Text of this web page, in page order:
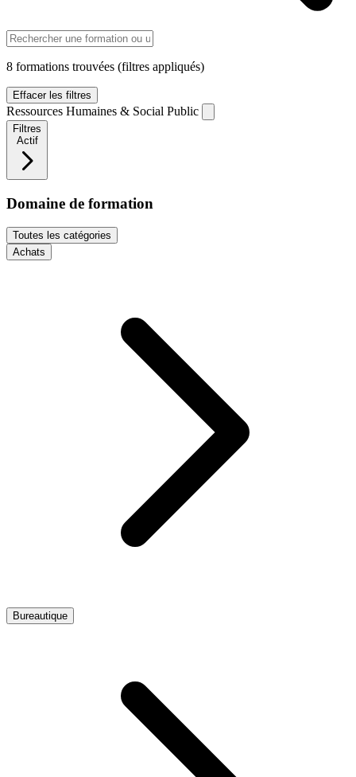
8 formations trouvées (filtres appliqués)
Effacer les filtres
Ressources Humaines & Social Public
Filtres
Actif
Domaine de formation
Toutes les catégories
Achats
Bureautique